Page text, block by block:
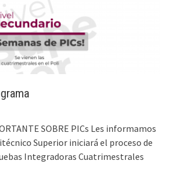
SOBRE PICs Les informamos
Superior iniciará el proceso de
Integradoras Cuatrimestrales